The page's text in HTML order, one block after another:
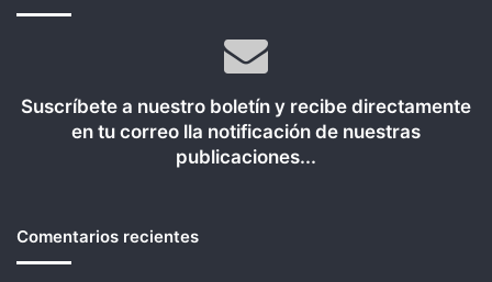
Suscríbete a nuestro boletín y recibe directamente
en tu correo lla notificación de nuestras
publicaciones...
Comentarios recientes